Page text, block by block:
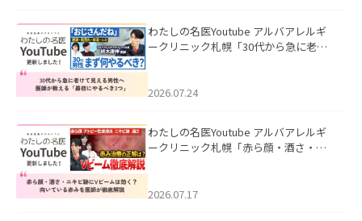
わたしの名医Youtube アルバアレルギ
ークリニック札幌「30代から急に老け
た。
2026.07.24
わたしの名医Youtube アルバアレルギ
ークリニック札幌「赤ら顔・酒さ・ニ
した。
2026.07.17